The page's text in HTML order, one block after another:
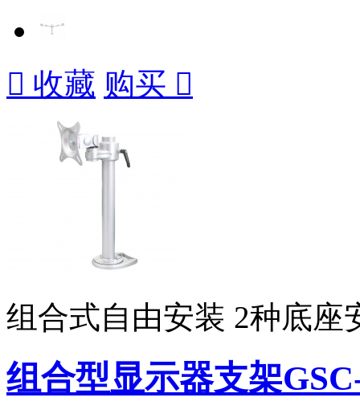
 收藏 购买 
组合式自由安装 2种底座
组合型显示器支架